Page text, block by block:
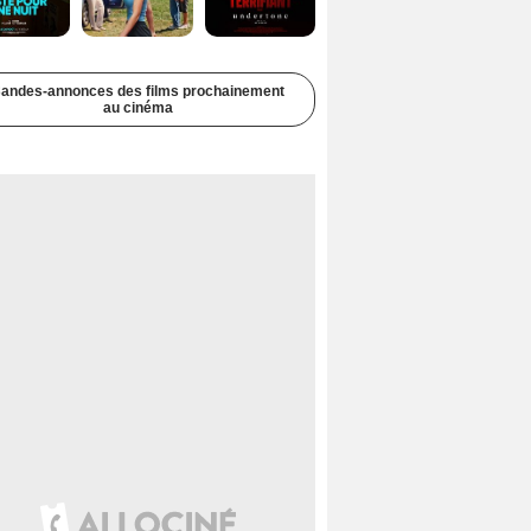
annonces des films prochainement
au cinéma